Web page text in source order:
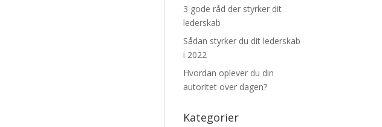
3 gode råd der styrker dit
lederskab
Sådan styrker du dit lederskab
i 2022
Hvordan oplever du din
autoritet over dagen?
Kategorier